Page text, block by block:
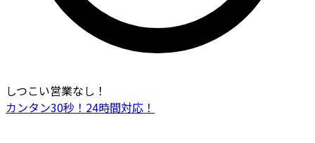
しつこい営業なし！
カンタン30秒！24時間対応！